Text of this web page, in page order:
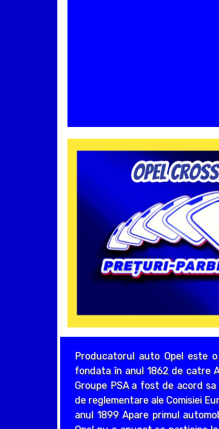
Producatorul auto Opel este
fondata în anul 1862 de catre
Groupe PSA a fost de acord
de reglementare ale Comisiei
anul 1899 Apare primul